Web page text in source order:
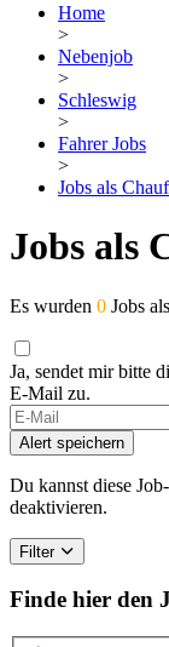
Home
>
Nebenjob
>
Schleswig
>
Fahrer Jobs
>
Jobs als
Jobs als
Es wurden 0 Jobs
Ja, sendet mir bitte
E-Mail zu.
Alert speichern
Du kannst diese
deaktivieren.
Filter
Finde hier den